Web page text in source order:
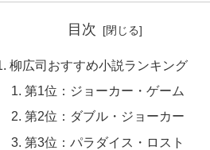
目次
柳広司おすすめ小説ランキング
第1位：ジョーカー・ゲーム
第2位：ダブル・ジョーカー
第3位：パラダイス・ロスト